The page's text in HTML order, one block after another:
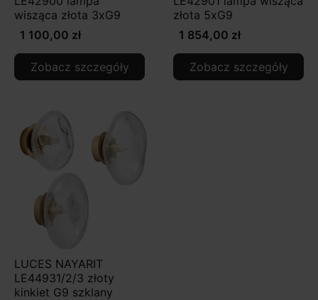
wisząca złota 3xG9
1 100,00 zł
Zobacz szczegóły
złota 5xG9
1 854,00 zł
Zobacz szczegóły
LUCES NAYARIT
LE44931/2/3 złoty
kinkiet G9 szklany